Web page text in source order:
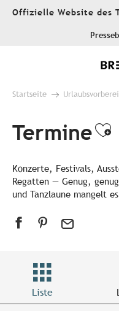
AllerOffizielle Website des
Startseite
Termine
Konzerte, Festivals,
Regatten — Genug,
und Tanzlaune mangelt
Liste